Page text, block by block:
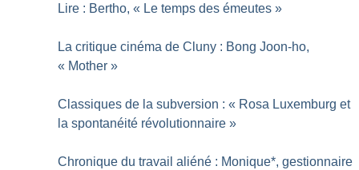
Lire : Bertho, « Le temps des émeutes »
La critique cinéma de Cluny : Bong Joon-ho,
« Mother »
Classiques de la subversion : « Rosa Luxemburg et
la spontanéité révolutionnaire »
Chronique du travail aliéné : Monique*, gestionnaire